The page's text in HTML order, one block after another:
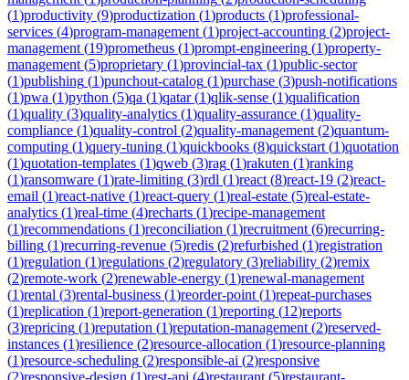
(1)productivity (9)productization (1)products (1)professional-
services (4)program-management (1)project-accounting (2)project-
management (19)prometheus (1)prompt-engineering (1)property-
management (5)proprietary (1)provincial-tax (1)public-sector
(1)publishing (1)punchout-catalog (1)purchase (3)push-notifications
(1)pwa (1)python (5)qa (1)qatar(1)qlik-sense (1)qualification
(1)quality (3)quality-analytics (1)quality-assurance (1)quality-
compliance (1)quality-control (2)quality-management (2)quantum-
computing (1)query-tuning (1)quickbooks (8)quickstart (1)quotation
(1)quotation-templates (1)qweb (3)rag (1)rakuten (1)ranking
(1)ransomware (1)rate-limiting (3)rdl (1)react (8)react-19 (2)react-
email (1)react-native (1)react-query (1)real-estate (5)real-estate-
analytics (1)real-time (4)recharts (1)recipe-management
(1)recommendations (1)reconciliation (1)recruitment (6)recurring-
billing (1)recurring-revenue (5)redis (2)refurbished (1)registration
(1)regulation (1)regulations (2)regulatory (3)reliability (2)remix
(2)remote-work (2)renewable-energy (1)renewal-management
(1)rental (3)rental-business (1)reorder-point (1)repeat-purchases
(1)replication (1)report-generation (1)reporting (12)reports
(3)repricing (1)reputation (1)reputation-management (2)reserved-
instances (1)resilience (2)resource-allocation (1)resource-planning
(1)resource-scheduling (2)responsible-ai (2)responsive
(2)responsive-design (1)rest-api (4)restaurant (5)restaurant-